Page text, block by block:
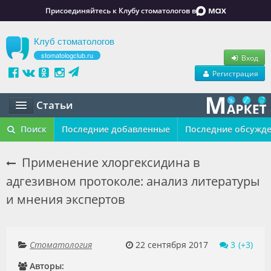
Присоединяйтесь к Клубу стоматологов в
Клуб стоматологов
stomatologclub.ru
Вход
Регистрация
Статьи
Статьи
Обучение
Вакансии
Поиск Последние добавленные Последние
Применение хлоргексидина в
адгезивном протоколе: анализ литературы
и мнения экспертов
Стоматология 22 сентября 2017
3
Авторы: